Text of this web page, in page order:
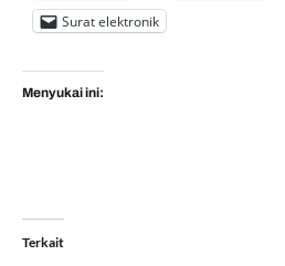
Surat elektronik
Menyukai ini:
Terkait